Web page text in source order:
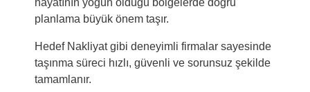
hayatının yoğun olduğu bölgelerde doğru
planlama büyük önem taşır.
Hedef Nakliyat gibi deneyimli firmalar sayesinde
taşınma süreci hızlı, güvenli ve sorunsuz şekilde
tamamlanır.